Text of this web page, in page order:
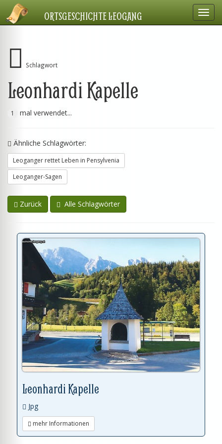
ORTSGESCHICHTE LEOGANG
Schlagwort
Leonhardi Kapelle
1 mal verwendet...
Ähnliche Schlagwörter:
Leoganger rettet Leben in Pensylvenia
Leoganger-Sagen
Zurück Alle Schlagwörter
Leonhardi Kapelle
Jpg
mehr Informationen